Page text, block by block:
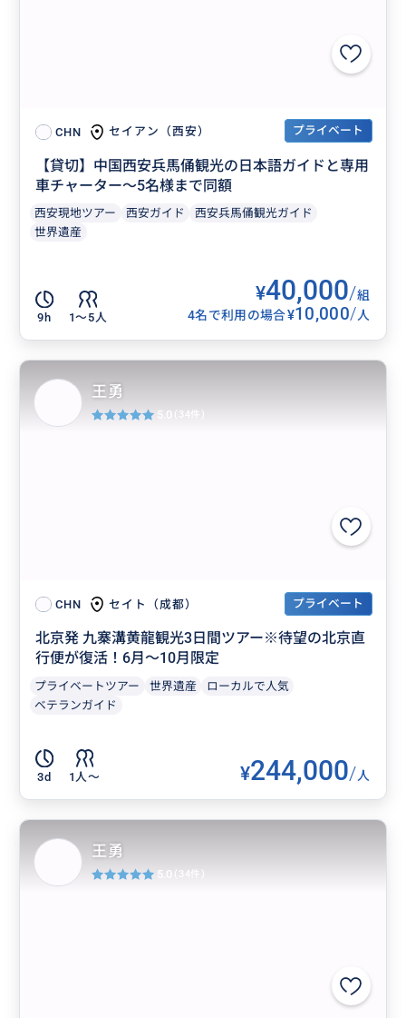
CHN セイアン（西安） プライベート
【貸切】中国西安兵馬俑観光の日本語ガイドと専用
車チャーター～5名様まで同額
西安現地ツアー 西安ガイド
西安兵馬俑観光ガイド
世界遺産
9h 1〜5人
¥40,000/組
4名で利用の場合¥10,000/人
CHN セイト（成都） プライベート
北京発 九寨溝黄龍観光3日間ツアー※待望の北京直
行便が復活！6月～10月限定
プライベートツアー 世界遺産
ローカルで人気
ベテランガイド
3d 1人〜 ¥244,000/人
王勇
5.0 (34件)
王勇
5.0 (34件)